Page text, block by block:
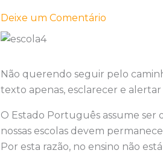
Deixe um Comentário
Não querendo seguir pelo
texto apenas, esclarecer e
O Estado Português assume ser
nossas escolas devem
Por esta razão, no ensino não